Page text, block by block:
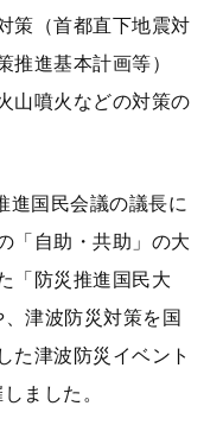
策（首都直下地震対
進基本計画等）
山噴火などの対策の
進国民会議の議長に
「自助・共助」 の大
「防災推進国民大
津波防災対策を国
た津波防災イベント
ました。